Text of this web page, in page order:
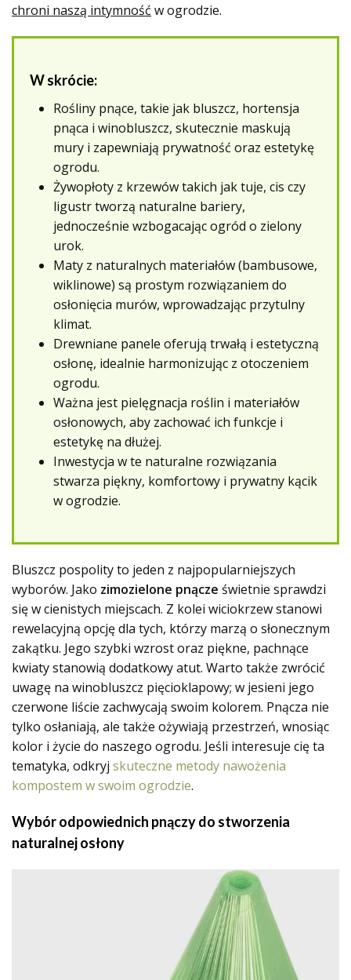
chroni naszą intymność w ogrodzie.
W skrócie:
Rośliny pnące, takie jak bluszcz, hortensja
pnąca i winobluszcz, skutecznie maskują
mury i zapewniają prywatność oraz estetykę
ogrodu.
Żywopłoty z krzewów takich jak tuje, cis czy
ligustr tworzą naturalne bariery,
jednocześnie wzbogacając ogród o zielony
urok.
Maty z naturalnych materiałów (bambusowe,
wiklinowe) są prostym rozwiązaniem do
osłonięcia murów, wprowadzając przytulny
klimat.
Drewniane panele oferują trwałą i estetyczną
osłonę, idealnie harmonizując z otoczeniem
ogrodu.
Ważna jest pielęgnacja roślin i materiałów
osłonowych, aby zachować ich funkcje i
estetykę na dłużej.
Inwestycja w te naturalne rozwiązania
stwarza piękny, komfortowy i prywatny kącik
w ogrodzie.
Bluszcz pospolity to jeden z najpopularniejszych
wyborów. Jako zimozielone pnącze świetnie sprawdzi
się w cienistych miejscach. Z kolei wiciokrzew stanowi
rewelacyjną opcję dla tych, którzy marzą o słonecznym
zakątku. Jego szybki wzrost oraz piękne, pachnące
kwiaty stanowią dodatkowy atut. Warto także zwrócić
uwagę na winobluszcz pięcioklapowy; w jesieni jego
czerwone liście zachwycają swoim kolorem. Pnącza nie
tylko osłaniają, ale także ożywiają przestrzeń, wnosiąc
kolor i życie do naszego ogrodu. Jeśli interesuje cię ta
tematyka, odkryj skuteczne metody nawożenia
kompostem w swoim ogrodzie.
Wybór odpowiednich pnączy do stworzenia
naturalnej osłony